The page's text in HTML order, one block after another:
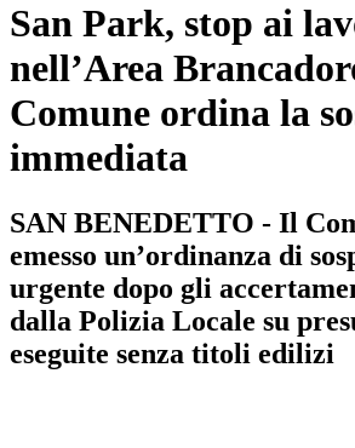
San Park, stop ai
nell’Area
Comune ordina la
immediata
SAN BENEDETTO - Il
emesso un’ordinanza di
urgente dopo gli
dalla Polizia Locale su
eseguite senza titoli edilizi